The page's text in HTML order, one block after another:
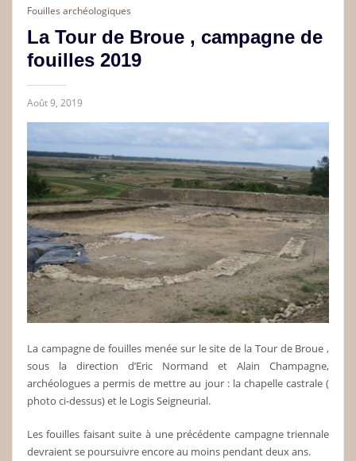
Fouilles archéologiques
La Tour de Broue , campagne de
fouilles 2019
Août 9, 2019
La campagne de fouilles menée sur le site de la Tour de Broue ,
sous la direction d’Eric Normand et Alain Champagne,
archéologues a permis de mettre au jour : la chapelle castrale (
photo ci-dessus) et le Logis Seigneurial.
Les fouilles faisant suite à une précédente campagne triennale
devraient se poursuivre encore au moins pendant deux ans.